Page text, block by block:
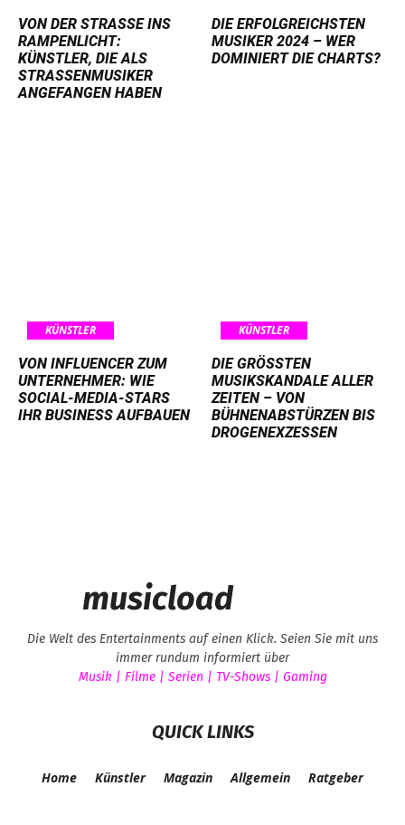
VON DER STRASSE INS R
AMPENLICHT: K
ÜNSTLER, DIE ALS S
TRASSENMUSIKER AN
GEFANGEN HABEN
DIE ERFOLGREICHSTEN
MUSIKER 2024 – WER
DOMINIERT DIE CHARTS?
KÜNSTLER
VON INFLUENCER ZUM
UNTERNEHMER: WIE
SOCIAL-MEDIA-STARS
IHR BUSINESS AUFBAUEN
KÜNSTLER
DIE GRÖSSTEN M
USIKSKANDALE ALLER Z
EITEN – VON B
ÜHNENABSTÜRZEN BIS D
ROGENEXZESSEN
musicload
Die Welt des Entertainments auf einen Klick. Seien Sie mit uns
immer rundum informiert über
Musik | Filme | Serien | TV-Shows | Gaming
QUICK LINKS
Home Künstler Magazin Allgemein Ratgeber